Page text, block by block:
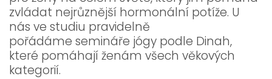
zvládat nejrůznější hormonální potíže. U
nás ve studiu pravidelně
pořádáme semináře jógy podle Dinah,
které pomáhají ženám všech věkových
kategorií.